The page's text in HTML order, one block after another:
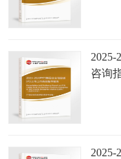
2025-
咨询
2025-